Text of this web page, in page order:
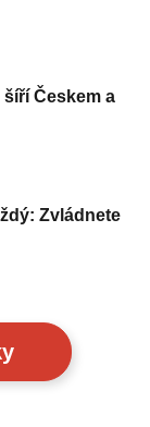
Českem a
Zvládnete